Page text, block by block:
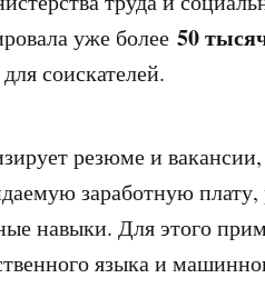
уже более 50
для соискателей.
резюме и
заработную
навыки. Для этого
языка и